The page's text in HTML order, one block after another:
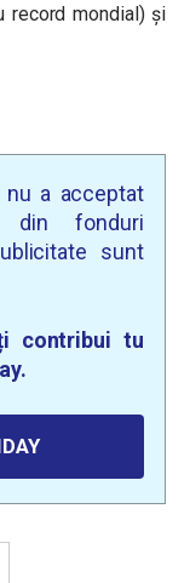
record mondial) și
a acceptat
fonduri
sunt
contribui tu